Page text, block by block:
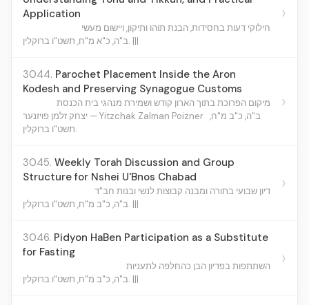
Application
חילוקי דעות בחסידות, הבנת תוהו ותיקון, ויישום מעשי
ב"ה, כ"א מ"ח, תשט"ו ברוקלין. |||
›
3044. Parochet Placement Inside the Aron
Kodesh and Preserving Synagogue Customs
מיקום הפרוכת בתוך הארון קודש ושמירת מנהגי בית הכנסת
יצחק זלמן פויזנער — Yitzchak Zalman Poizner ב"ה, כ"ב מ"ח,
תשט"ו ברוקלין.
›
3045. Weekly Torah Discussion and Group
Structure for Nshei U'Bnos Chabad
דיון שבועי בתורה ומבנה קבוצות לנשי ובנות חב"ד
ב"ה, כ"ב מ"ח, תשט"ו ברוקלין. |||
›
3046. Pidyon HaBen Participation as a Substitute
for Fasting
השתתפות בפדיון הבן כהחלפה לתעניות
ב"ה, כ"ב מ"ח, תשט"ו ברוקלין. |||
›